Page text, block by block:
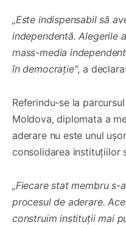
„Este indispensabil să
independentă. Alegerile
mass-media
în democrație”, a
Referindu-se la
Moldova, diplomata a
aderare nu este unul
consolidarea instituțiilor
„Fiecare stat membru
procesul de aderare.
construim instituții mai